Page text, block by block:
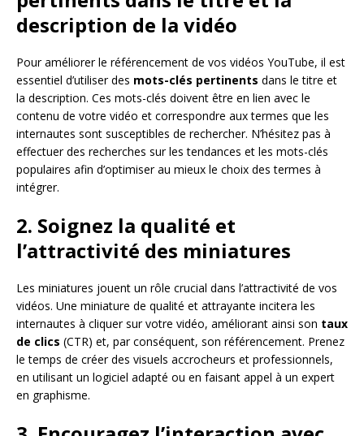
description de la vidéo
Pour améliorer le référencement de vos vidéos YouTube, il est
essentiel d’utiliser des mots-clés pertinents dans le titre et
la description. Ces mots-clés doivent être en lien avec le
contenu de votre vidéo et correspondre aux termes que les
internautes sont susceptibles de rechercher. N’hésitez pas à
effectuer des recherches sur les tendances et les mots-clés
populaires afin d’optimiser au mieux le choix des termes à
intégrer.
2. Soignez la qualité et
l’attractivité des miniatures
Les miniatures jouent un rôle crucial dans l’attractivité de vos
vidéos. Une miniature de qualité et attrayante incitera les
internautes à cliquer sur votre vidéo, améliorant ainsi son taux
de clics (CTR) et, par conséquent, son référencement. Prenez
le temps de créer des visuels accrocheurs et professionnels,
en utilisant un logiciel adapté ou en faisant appel à un expert
en graphisme.